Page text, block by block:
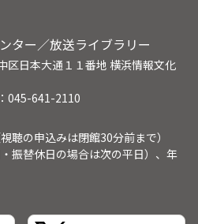
ター／放送ライブラリー
区日本大通１１番地 横浜情報文化
045-641-2110
の申込みは閉館30分前まで）
替休日の場合は次の平日）、年